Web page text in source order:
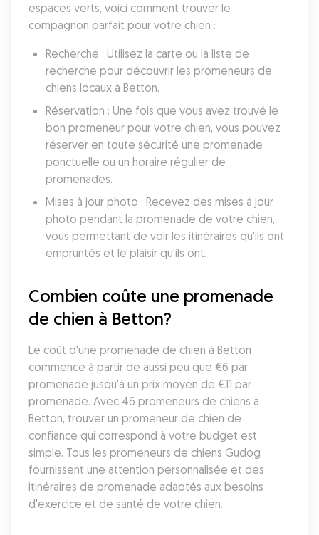
espaces verts, voici comment trouver le
compagnon parfait pour votre chien :
Recherche : Utilisez la carte ou la liste de
recherche pour découvrir les promeneurs de
chiens locaux à Betton.
Réservation : Une fois que vous avez trouvé le
bon promeneur pour votre chien, vous pouvez
réserver en toute sécurité une promenade
ponctuelle ou un horaire régulier de
promenades.
Mises à jour photo : Recevez des mises à jour
photo pendant la promenade de votre chien,
vous permettant de voir les itinéraires qu'ils ont
empruntés et le plaisir qu'ils ont.
Combien coûte une promenade
de chien à Betton?
Le coût d'une promenade de chien à Betton
commence à partir de aussi peu que €6 par
promenade jusqu'à un prix moyen de €11 par
promenade. Avec 46 promeneurs de chiens à
Betton, trouver un promeneur de chien de
confiance qui correspond à votre budget est
simple. Tous les promeneurs de chiens Gudog
fournissent une attention personnalisée et des
itinéraires de promenade adaptés aux besoins
d'exercice et de santé de votre chien.